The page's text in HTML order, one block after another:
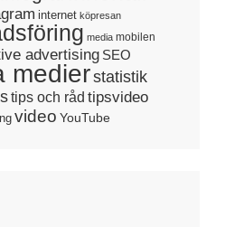
internet köpresan
media mobilen
advertising SEO
medierstatistik
tips och råd tipsvideo
video YouTube